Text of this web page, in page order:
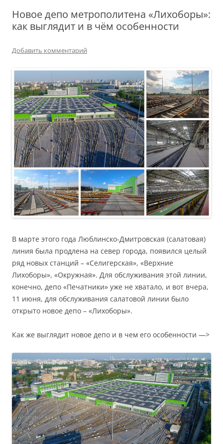
Новое депо метрополитена «Лихоборы»:
как выглядит и в чём особенности
Добавить комментарий
В марте этого года Люблинско-Дмитровская (салатовая)
линия была продлена на север города, появился целый
ряд новых станций – «Селигерская», «Верхние
Лихоборы», «Окружная». Для обслуживания этой линии,
конечно, депо «Печатники» уже не хватало, и вот вчера,
11 июня, для обслуживания салатовой линии было
открыто новое депо – «Лихоборы».
Как же выглядит новое депо и в чем его особенности —>